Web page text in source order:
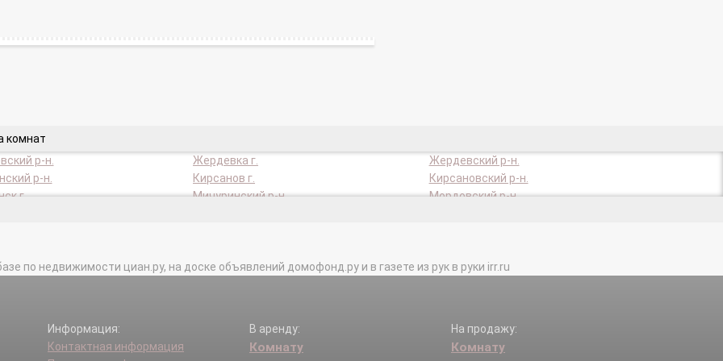
комнат
р-н. Жердевка г.
Жердевский р-н.
р-н. Кирсанов г.
Кирсановский р-н.
г. Мичуринский р-н.
Мордовский р-н.
Тамбовский р-н.
Токаревский р-н.
по недвижимости циан.ру, на доске объявлений домофонд.ру и в газете из рук в руки irr.ru
Информация:
Контактная информация
В аренду:
Комнату
На продажу:
Комнату